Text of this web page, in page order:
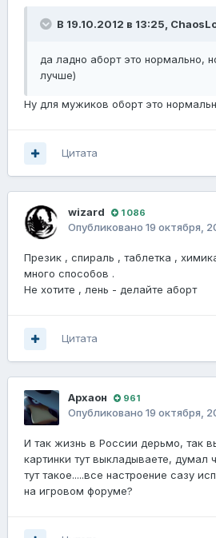
В 19.10.2012 в 13:25,
да ладно аборт это нормально,
лучше)
Ну для мужиков оборт это
Цитата
wizard 1 086
Опубликовано 19 октября,
Презик , спираль , таблетка ,
много способов .
Не хотите , лень - делайте аборт
Цитата
Архаон 961
Опубликовано 19 октября,
И так жизнь в России дерьмо, так
картинки тут выкладываете,
тут такое.....все настроение сазу
на игровом форуме?